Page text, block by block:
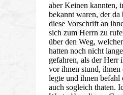
aber Keinen kannten,
bekannt waren, der
diese Vorschrift an
sich zum Herrn zu
über den Weg,
hatten noch nicht
gefahren, als der Herr
vor ihnen stund,
legte und ihnen befahl
auch sogleich thaten.